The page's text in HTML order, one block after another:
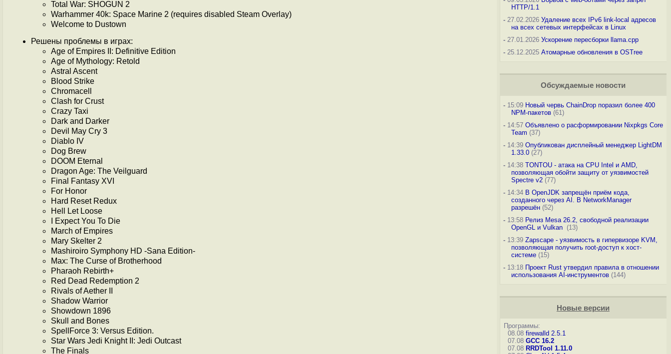
Total War: SHOGUN 2
Warhammer 40k: Space Marine 2 (requires disabled Steam Overlay)
Welcome to Dustown
Решены проблемы в играх:
Age of Empires II: Definitive Edition
Age of Mythology: Retold
Astral Ascent
Blood Strike
Chromacell
Clash for Crust
Crazy Taxi
Dark and Darker
Devil May Cry 3
Diablo IV
Dog Brew
DOOM Eternal
Dragon Age: The Veilguard
Final Fantasy XVI
For Honor
Hard Reset Redux
Hell Let Loose
I Expect You To Die
March of Empires
Mary Skelter 2
Mashiroiro Symphony HD -Sana Edition-
Max: The Curse of Brotherhood
Pharaoh Rebirth+
Red Dead Redemption 2
Rivals of Aether II
Shadow Warrior
Showdown 1896
Skull and Bones
SpellForce 3: Versus Edition.
Star Wars Jedi Knight II: Jedi Outcast
The Finals
HTTP/1.1
-27.02.2026 Удаление всех IPv6 link-local адресов
на всех сетевых интерфейсах в Linux
-27.01.2026 Ускорение пересборки llama.cpp
-25.12.2025 Атомарные обновления в OSTree
Обсуждаемые новости
-15:09 Новый червь ChainDrop поразил более 400
NPM-пакетов(61)
-14:57 Объявлено о расформировании Nixpkgs Core
Team (37)
-14:39 Опубликован дисплейный менеджер LightDM
1.33.0(27)
-14:38 TONTOU - атака на CPU Intel и AMD,
позволяющая обойти защиту от уязвимостей
Spectre v2(77)
-14:34 В OpenJDK запрещён приём кода,
созданного через AI. В NetworkManager
разрешён(52)
-13:58 Релиз Mesa 26.2, свободной реализации
OpenGL и Vulkan (13)
-13:39 Zapscape - уязвимость в гипервизоре KVM,
позволяющая получить root-доступ к хост-
системе(15)
-13:18 Проект Rust утвердил правила в отношении
использования AI-инструментов(144)
Новые версии
Программы:
08.08 firewalld 2.5.1
07.08 GCC 16.2
07.08 RRDTool 1.11.0